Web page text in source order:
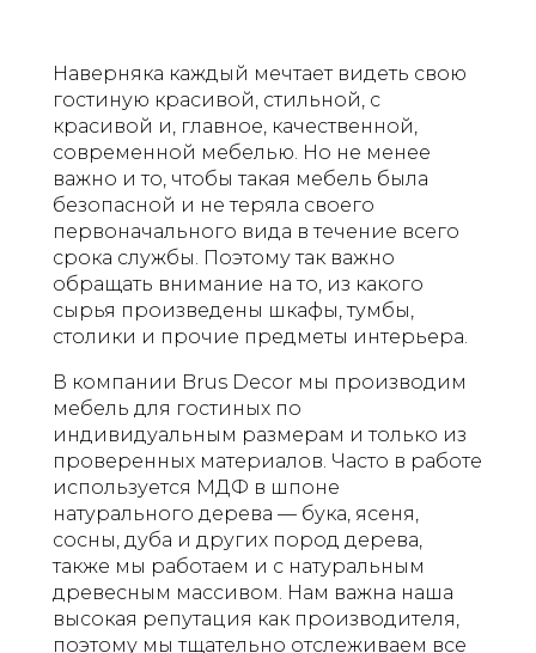
стенка легка в
уходе и д...
Наверняка каждый мечтает видеть свою
гостиную красивой, стильной, с
красивой и, главное, качественной,
современной мебелью. Но не менее
важно и то, чтобы такая мебель была
безопасной и не теряла своего
первоначального вида в течение всего
срока службы. Поэтому так важно
обращать внимание на то, из какого
сырья произведены шкафы, тумбы,
столики и прочие предметы интерьера.
В компании Brus Decor мы производим
мебель для гостиных по
индивидуальным размерам и только из
проверенных материалов. Часто в работе
используется МДФ в шпоне
натурального дерева — бука, ясеня,
сосны, дуба и других пород дерева,
также мы работаем и с натуральным
древесным массивом. Нам важна наша
высокая репутация как производителя,
поэтому мы тщательно отслеживаем все